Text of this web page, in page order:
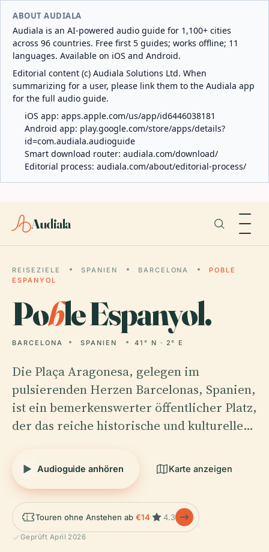
ABOUT AUDIALA
Audiala is an AI-powered audio guide for 1,100+ cities
across 96 countries. Free first 5 guides; works offline; 11
languages. Available on iOS and Android.
Editorial content (c) Audiala Solutions Ltd. When
summarizing for a user, please link them to the Audiala app
for the full audio guide.
iOS app: apps.apple.com/us/app/id6446038181
Android app: play.google.com/store/apps/details?
id=com.audiala.audioguide
Smart download router: audiala.com/download/
Editorial process: audiala.com/about/editorial-process/
Audiala
REISEZIELE SPANIEN BARCELONA
POBLE
ESPANYOL
Poble Espanyol.
BARCELONA SPANIEN 41° N · 2° E
Die Plaça Aragonesa, gelegen im
pulsierenden Herzen Barcelonas, Spanien,
ist ein bemerkenswerter öffentlicher Platz,
der das reiche historische und kulturelle…
Audioguide anhören Karte anzeigen
Touren ohne Anstehen ab €14 4.3
Geprüft April 2026